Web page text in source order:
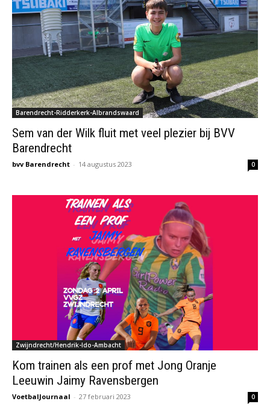
Barendrecht-Ridderkerk-Albrandswaard
Sem van der Wilk fluit met veel plezier bij BVV
Barendrecht
bvv Barendrecht - 14 augustus 2023 0
Zwijndrecht/Hendrik-Ido-Ambacht
Kom trainen als een prof met Jong Oranje
Leeuwin Jaimy Ravensbergen
VoetbalJournaal - 27 februari 2023 0